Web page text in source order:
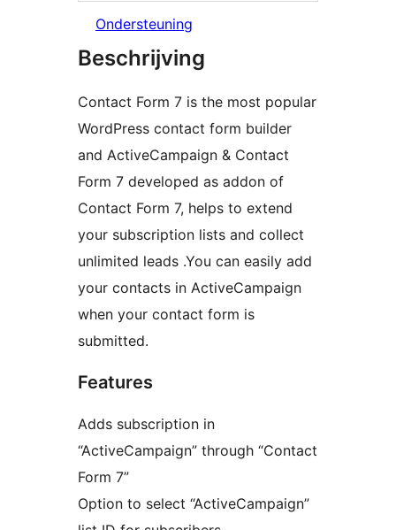
Ondersteuning
Beschrijving
Contact Form 7 is the most popular
WordPress contact form builder
and ActiveCampaign & Contact
Form 7 developed as addon of
Contact Form 7, helps to extend
your subscription lists and collect
unlimited leads .You can easily add
your contacts in ActiveCampaign
when your contact form is
submitted.
Features
Adds subscription in
“ActiveCampaign” through “Contact
Form 7”
Option to select “ActiveCampaign”